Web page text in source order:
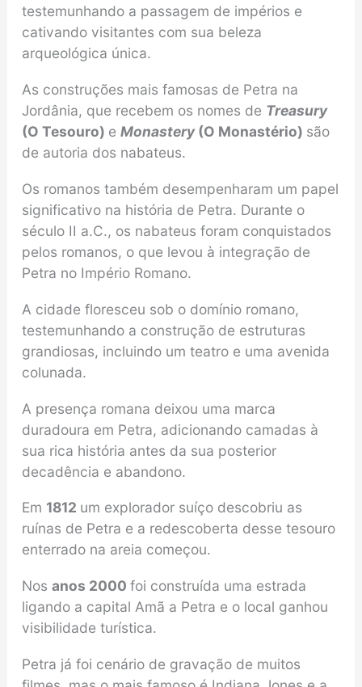
testemunhando a passagem de impérios e
cativando visitantes com sua beleza
arqueológica única.
As construções mais famosas de Petra na
Jordânia, que recebem os nomes de Treasury
(O Tesouro) e Monastery(O Monastério) são
de autoria dos nabateus.
Os romanos também desempenharam um papel
significativo na história de Petra. Durante o
século II a.C., os nabateus foram conquistados
pelos romanos, o que levou à integração de
Petra no Império Romano.
A cidade floresceu sob o domínio romano,
testemunhando a construção de estruturas
grandiosas, incluindo um teatro e uma avenida
colunada.
A presença romana deixou uma marca
duradoura em Petra, adicionando camadas à
sua rica história antes da sua posterior
decadência e abandono.
Em 1812 um explorador suíço descobriu as
ruínas de Petra e a redescoberta desse tesouro
enterrado na areia começou.
Nos anos 2000 foi construída uma estrada
ligando a capital Amã a Petra e o local ganhou
visibilidade turística.
Petra já foi cenário de gravação de muitos